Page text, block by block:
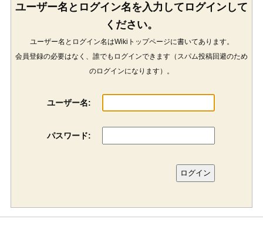
ユーザー名とログイン名を入力してログインして
ください。
ユーザー名とログイン名はWikiトップページに書いてあります。
会員登録の必要はなく、誰でもログインできます（スパム投稿回避のため
のログインになります）。
ユーザー名:
パスワード: